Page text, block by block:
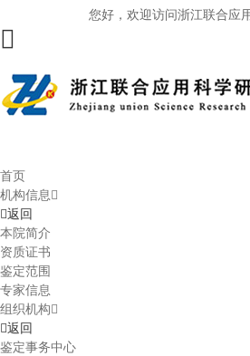
您好，欢迎访问浙江联合应
首页
机构信息
返回
本院简介
资质证书
鉴定范围
专家信息
组织机构
返回
鉴定事务中心